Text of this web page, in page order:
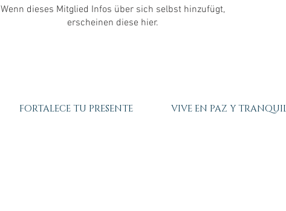
Wenn dieses Mitglied Infos über sich selbst hinzufügt,
erscheinen diese hier.
FORTALECE TU PRESENTE VIVE EN PAZ Y